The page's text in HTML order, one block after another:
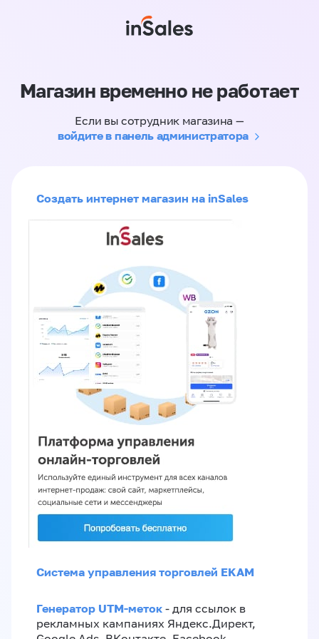
Магазин временно не работает
Если вы сотрудник магазина —
войдите в панель администратора
Создать интернет магазин на inSales
Система управления торговлей EKAM
Генератор UTM-меток - для ссылок в
рекламных кампаниях Яндекс.Директ,